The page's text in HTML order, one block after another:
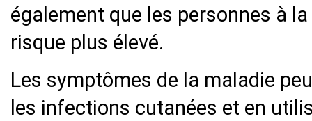
également que les personnes à
risque plus élevé.
Les symptômes de la maladie
les infections cutanées et en